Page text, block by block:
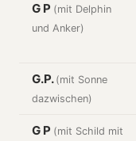
G P (mit Delphin
und Anker)
G.P. (mit Sonne
dazwischen)
G P (mit Schild mit